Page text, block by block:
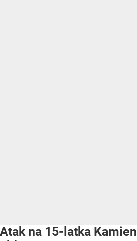
Atak na 15-latka